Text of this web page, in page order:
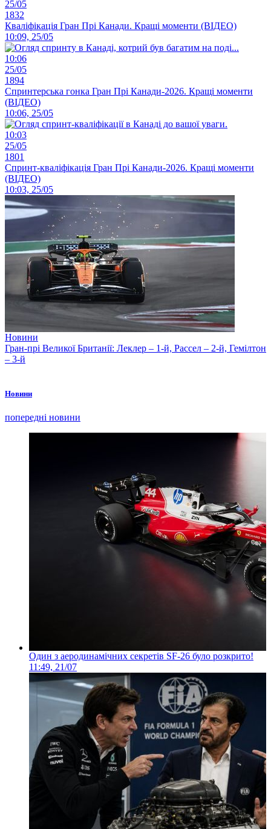
25/05
1832
Кваліфікація Гран Прі Канади. Кращі моменти (ВІДЕО)
10:09, 25/05
10:06
25/05
1894
Спринтерська гонка Гран Прі Канади-2026. Кращі моменти
(ВІДЕО)
10:06, 25/05
10:03
25/05
1801
Спринт-кваліфікація Гран Прі Канади-2026. Кращі моменти
(ВІДЕО)
10:03, 25/05
Новини
Гран-прі Великої Британії: Леклер – 1-й, Рассел – 2-й, Гемілтон
– 3-й
Новини
попередні новини
Один з аеродинамічних секретів SF-26 було розкрито!
11:49, 21/07